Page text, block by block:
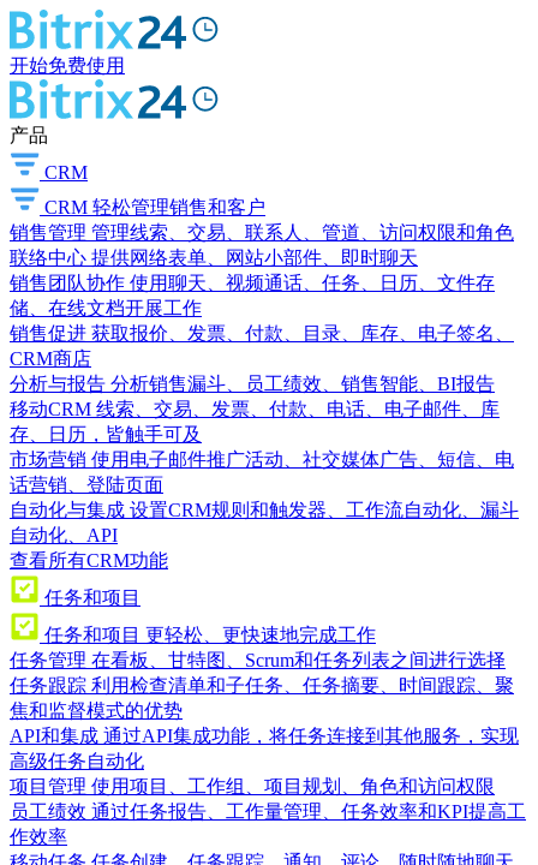
开始免费使用
产品
CRM
CRM 轻松管理销售和客户
销售管理 管理线索、交易、联系人、管道、访问权限和角色
联络中心 提供网络表单、网站小部件、即时聊天
销售团队协作 使用聊天、视频通话、任务、日历、文件存
储、在线文档开展工作
销售促进 获取报价、发票、付款、目录、库存、电子签名、
CRM商店
分析与报告 分析销售漏斗、员工绩效、销售智能、BI报告
移动CRM 线索、交易、发票、付款、电话、电子邮件、库
存、日历，皆触手可及
市场营销 使用电子邮件推广活动、社交媒体广告、短信、电
话营销、登陆页面
自动化与集成 设置CRM规则和触发器、工作流自动化、漏斗
自动化、API
查看所有CRM功能
任务和项目
任务和项目 更轻松、更快速地完成工作
任务管理 在看板、甘特图、Scrum和任务列表之间进行选择
任务跟踪 利用检查清单和子任务、任务摘要、时间跟踪、聚
焦和监督模式的优势
API和集成 通过API集成功能，将任务连接到其他服务，实现
高级任务自动化
项目管理 使用项目、工作组、项目规划、角色和访问权限
员工绩效 通过任务报告、工作量管理、任务效率和KPI提高工
作效率